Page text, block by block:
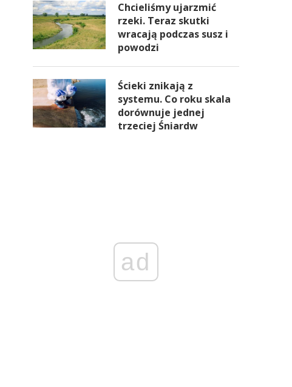
Chcieliśmy ujarzmić
rzeki. Teraz skutki
wracają podczas susz i
powodzi
Ścieki znikają z
systemu. Co roku skala
dorównuje jednej
trzeciej Śniardw
ad